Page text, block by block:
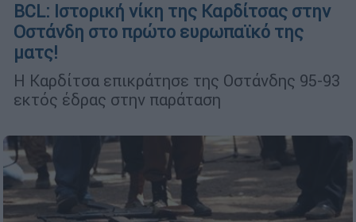
BCL: Ιστορική νίκη της Καρδίτσας στην
Οστάνδη στο πρώτο ευρωπαϊκό της
ματς!
Η Καρδίτσα επικράτησε της Οστάνδης 95-93
εκτός έδρας στην παράταση